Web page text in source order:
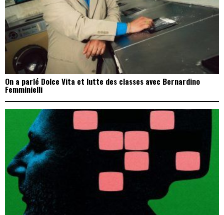
On a parlé Dolce Vita et lutte des classes avec Bernardino
Femminielli